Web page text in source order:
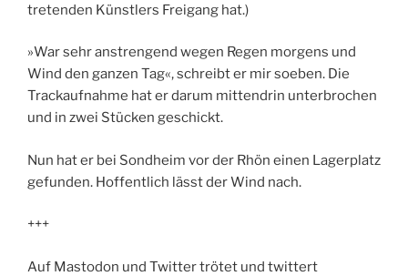
tretenden Künstlers Freigang hat.)
»War sehr anstrengend wegen Regen morgens und
Wind den ganzen Tag«, schreibt er mir soeben. Die
Trackaufnahme hat er darum mittendrin unterbrochen
und in zwei Stücken geschickt.
Nun hat er bei Sondheim vor der Rhön einen Lagerplatz
gefunden. Hoffentlich lässt der Wind nach.
+++
Auf Mastodon und Twitter trötet und twittert